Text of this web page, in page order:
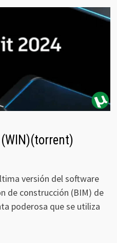
versión del software
de construcción (BIM) de
poderosa que se utiliza